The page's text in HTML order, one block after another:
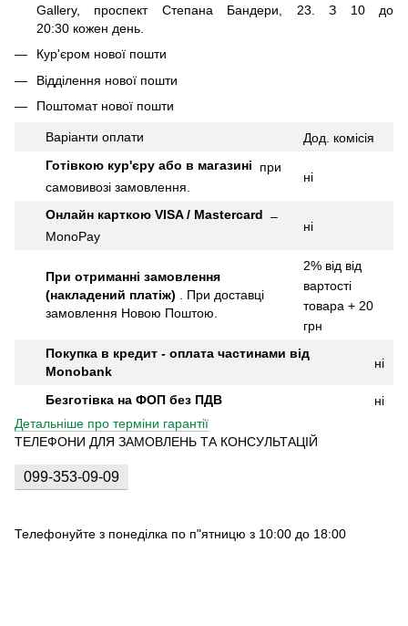
Gallery, проспект Степана Бандери, 23. З 10 до
20:30 кожен день.
Кур'єром нової пошти
Відділення нової пошти
Поштомат нової пошти
Варіанти оплати Дод. комісія
Готівкою кур'єру або в магазині при
самовивозі замовлення.
ні
Онлайн карткою VISA / Mastercard –
MonoPay
ні
При отриманні замовлення
(накладений платіж) . При доставці
замовлення Новою Поштою.
2% від від
вартості
товара + 20
грн
Покупка в кредит - оплата частинами від
Monobank
ні
Безготівка на ФОП без ПДВ
ні
Детальніше про терміни гарантії
ТЕЛЕФОНИ ДЛЯ ЗАМОВЛЕНЬ ТА КОНСУЛЬТАЦІЙ
099-353-09-09
Телефонуйте з понеділка по п"ятницю з 10:00 до 18:00